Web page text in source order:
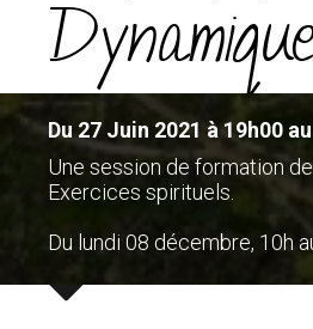
Du 27 Juin 2021 à 19h00
Une session de formation
Exercices spirituels.
Du lundi 08 décembre, 10h